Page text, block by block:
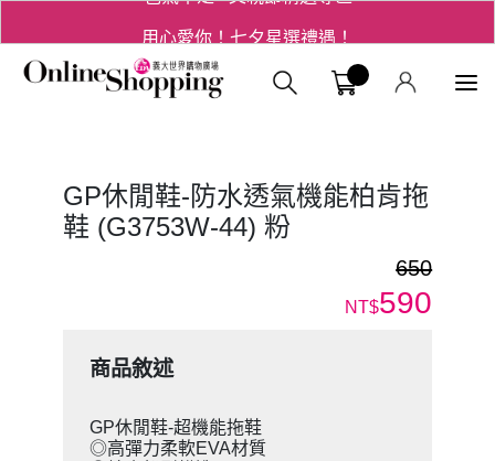
3折起！德國工藝精品 AIGNER 流量款
爸氣十足 - 父親節精選專區
義大購物
GP休閒鞋-防水透氣機能柏肯拖
鞋 (G3753W-44) 粉
650
NT$590
商品敘述
GP休閒鞋-超機能拖鞋
◎高彈力柔軟EVA材質